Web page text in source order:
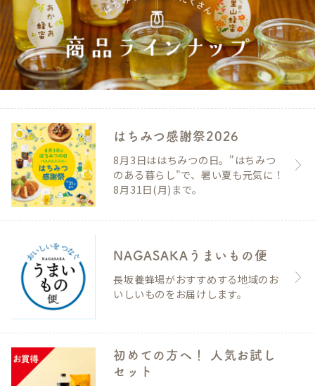
はちみつ感謝祭2026
8月3日ははちみつの日。"はちみつ
のある暮らし"で、暑い夏も元気に！
8月31日(月)まで。
NAGASAKAうまいもの便
長坂養蜂場がおすすめする地域のお
いしいものをお届けします。
初めての方へ！ 人気お試し
セット